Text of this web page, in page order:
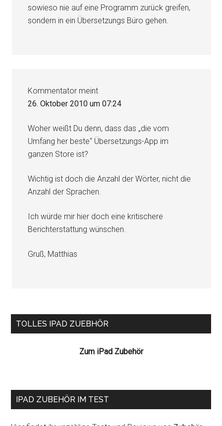
sowieso nie auf eine Programm zurück greifen,
sondern in ein Übersetzungs Büro gehen.
Kommentator meint
26. Oktober 2010 um 07:24
Woher weißt Du denn, dass das „die vom
Umfang her beste“ Übersetzungs-App im
ganzen Store ist?
Wichtig ist doch die Anzahl der Wörter, nicht die
Anzahl der Sprachen.
Ich würde mir hier doch eine kritischere
Berichterstattung wünschen.
Gruß, Matthias
Seitenspalte
TOLLES IPAD ZUEBHÖR
Zum iPad Zubehör
IPAD ZUBEHÖR IM TEST